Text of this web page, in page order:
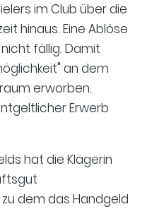
im Club über die
hinaus. Eine Ablöse
fällig. Damit
an dem
erworben.
Erwerb
hat die Klägerin
dem das Handgeld